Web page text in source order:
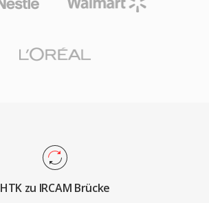
HTK zu IRCAM Brücke